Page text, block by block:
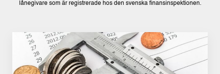
lånegivare som är registrerade hos den svenska finansinspektionen.